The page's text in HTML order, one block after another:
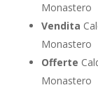
Monastero
Vendita
Monastero
Offerte
Monastero